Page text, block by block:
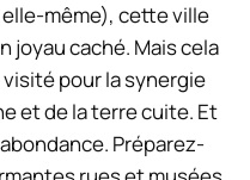
même), cette ville
joyau caché. Mais cela
pour la synergie
et de la terre cuite. Et
Préparez-